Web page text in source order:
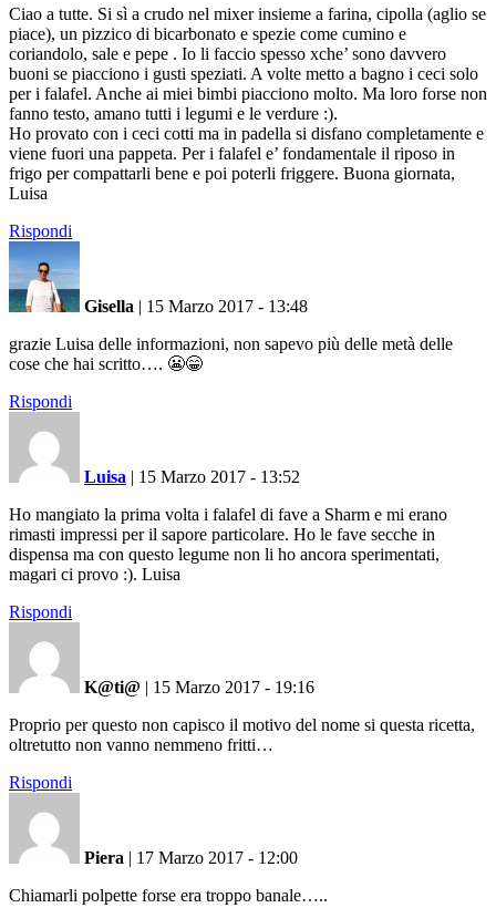
Ciao a tutte. Si sì a crudo nel mixer insieme a farina, cipolla (aglio se
piace), un pizzico di bicarbonato e spezie come cumino e
coriandolo, sale e pepe . Io li faccio spesso xche’ sono davvero
buoni se piacciono i gusti speziati. A volte metto a bagno i ceci solo
per i falafel. Anche ai miei bimbi piacciono molto. Ma loro forse non
fanno testo, amano tutti i legumi e le verdure :).
Ho provato con i ceci cotti ma in padella si disfano completamente e
viene fuori una pappeta. Per i falafel e’ fondamentale il riposo in
frigo per compattarli bene e poi poterli friggere. Buona giornata,
Luisa
Rispondi
Gisella | 15 Marzo 2017 - 13:48
grazie Luisa delle informazioni, non sapevo più delle metà delle
cose che hai scritto…. 😬😁
Rispondi
Luisa | 15 Marzo 2017 - 13:52
Ho mangiato la prima volta i falafel di fave a Sharm e mi erano
rimasti impressi per il sapore particolare. Ho le fave secche in
dispensa ma con questo legume non li ho ancora sperimentati,
magari ci provo :). Luisa
Rispondi
K@ti@ | 15 Marzo 2017 - 19:16
Proprio per questo non capisco il motivo del nome si questa ricetta,
oltretutto non vanno nemmeno fritti…
Rispondi
Piera | 17 Marzo 2017 - 12:00
Chiamarli polpette forse era troppo banale…..